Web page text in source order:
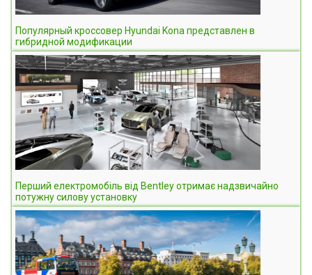
Популярный кроссовер Hyundai Kona представлен в
гибридной модификации
Перший електромобіль від Bentley отримає надзвичайно
потужну силову установку